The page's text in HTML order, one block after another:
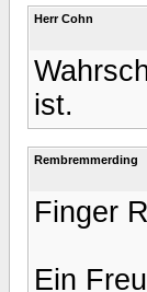
Herr Cohn
ist.
Rembremmerding
Finger
Ein